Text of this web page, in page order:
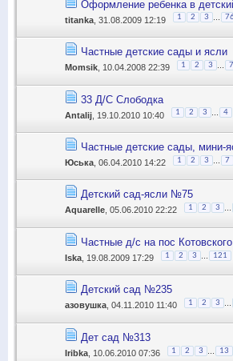
Оформление ребенка в
titanka , 31.08.2009 12:19 1 2 3
Частные детские сады и ясли
Momsik , 10.04.2008 22:39 1 2 3
33 Д/С Слободка
Antalij , 19.10.2010 10:40 1 2 3 4
Частные детские сады, мини-
Юська , 06.04.2010 14:22 1 2 3 7
Детский сад-ясли №75
Aquarelle , 05.06.2010 22:22 1 2 3
Частные д/с на пос Котовского
Iska , 19.08.2009 17:29 1 2 3 121
Детский сад №235
азовушка , 04.11.2010 11:40 1 2 3
Дет сад №313
Iribka , 10.06.2010 07:36 1 2 3 13